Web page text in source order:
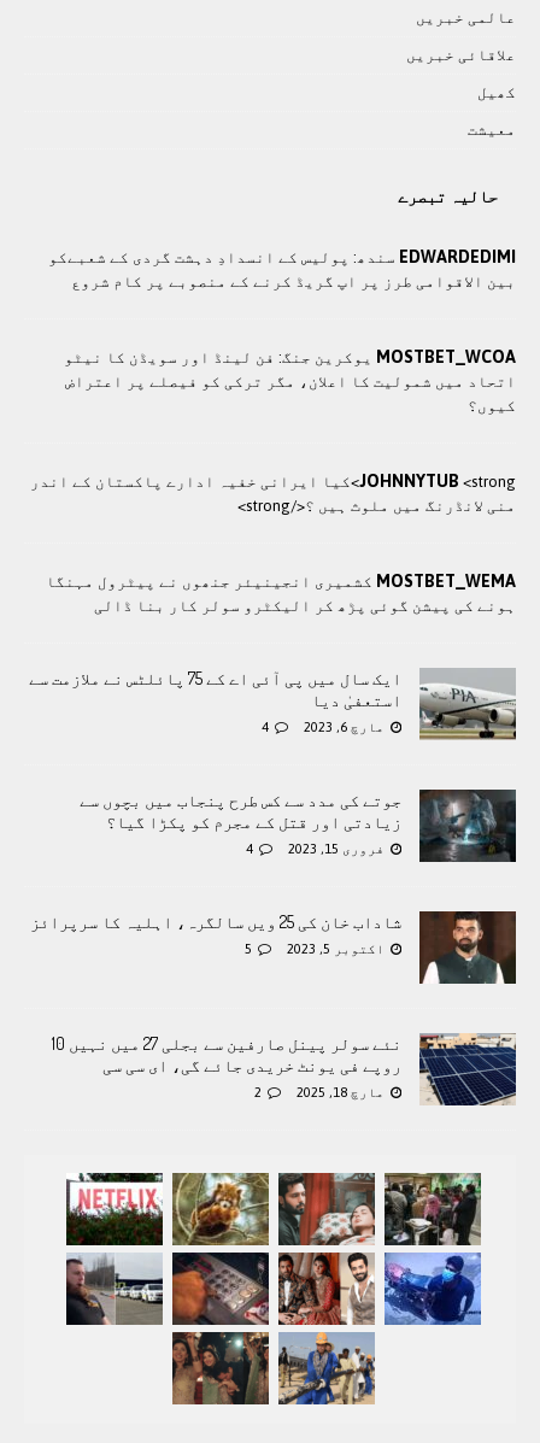
عالمی خبريں
علاقائی خبريں
کھيل
معيشت
حالیہ تبصرے
EDWARDEDIMI سندھ: پوليس کے انسدادِ دہشت گردی کے شعبےکو
بین الاقوامی طرز پر اپ گریڈ کرنے کے منصوبے پر کام شروع
MOSTBET_WCOA یوکرین جنگ: فن لینڈ اور سویڈن کا نیٹو
اتحاد میں شمولیت کا اعلان، مگر ترکی کو فیصلے پر اعتراض
کیوں؟
JOHNNYTUB<strong>کيا ایرانی خفيہ ادارے پاکستان کے اندر
منی لانڈرنگ ميں ملوث ہيں ؟</strong>
MOSTBET_WEMA کشمیری انجینیئر جنھوں نے پیٹرول مہنگا
ہونے کی پیشن گوئی پڑھ کر الیکٹرو سولر کار بنا ڈالی
ایک سال میں پی آئی اے کے 75 پائلٹس نے ملازمت سے
استعفیٰ دیا
مارچ 6, 2023 4
جوتے کی مدد سے کس طرح پنجاب میں بچوں سے
زیادتی اور قتل کے مجرم کو پکڑا گیا؟
فروری 15, 2023 4
شاداب خان کی 25 ویں سالگرہ، اہلیہ کا سرپرائز
اکتوبر 5, 2023 5
نئے سولر پینل صارفین سے بجلی 27 میں نہیں 10
روپے فی یونٹ خریدی جائے گی، ای سی سی
مارچ 18, 2025 2